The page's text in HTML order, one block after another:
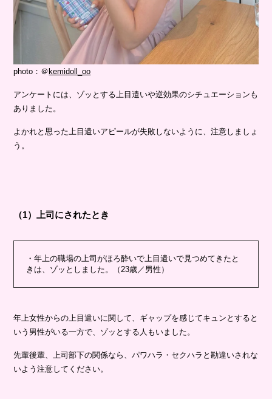
photo：＠kemidoll_oo
アンケートには、ゾッとする上目遣いや逆効果のシチュエーションも
ありました。
よかれと思った上目遣いアピールが失敗しないように、注意しましょ
う。
（1）上司にされたとき
・年上の職場の上司がほろ酔いで上目遣いで見つめてきたと
きは、ゾッとしました。（23歳／男性）
年上女性からの上目遣いに関して、ギャップを感じてキュンとすると
いう男性がいる一方で、ゾッとする人もいました。
先輩後輩、上司部下の関係なら、パワハラ・セクハラと勘違いされな
いよう注意してください。